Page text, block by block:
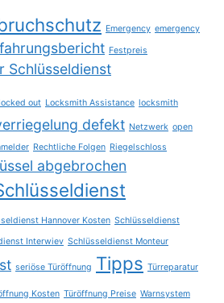
Emergency emergency
Festpreis
Schlüsseldienst
out Locksmith Assistance locksmith
defekt Netzwerk open
Rechtliche Folgen Riegelschloss
abgebrochen
Hannover Kosten Schlüsseldienst
Interwiev Schlüsseldienst Monteur
seriöse Türöffnung Tipps Türreparatur
Kosten Türöffnung Preise Warnsystem